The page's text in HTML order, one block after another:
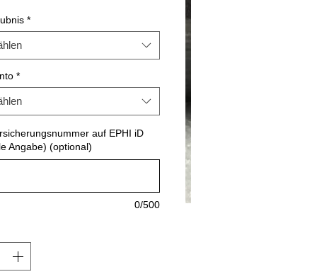
*
*
auf EPHI iD
Angabe) (optional)
0/500